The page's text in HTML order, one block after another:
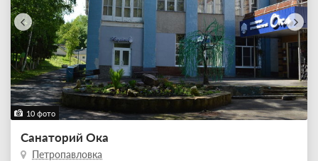
10 фото
Санаторий Ока
Петропавловка